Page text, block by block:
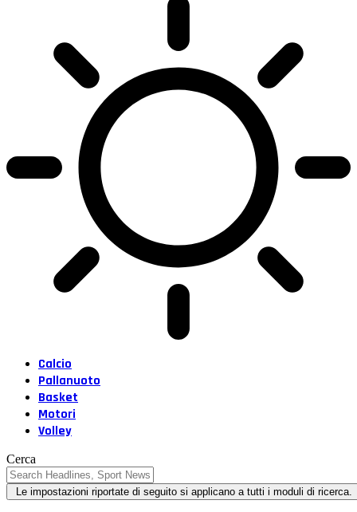
Calcio
Pallanuoto
Basket
Motori
Volley
Cerca